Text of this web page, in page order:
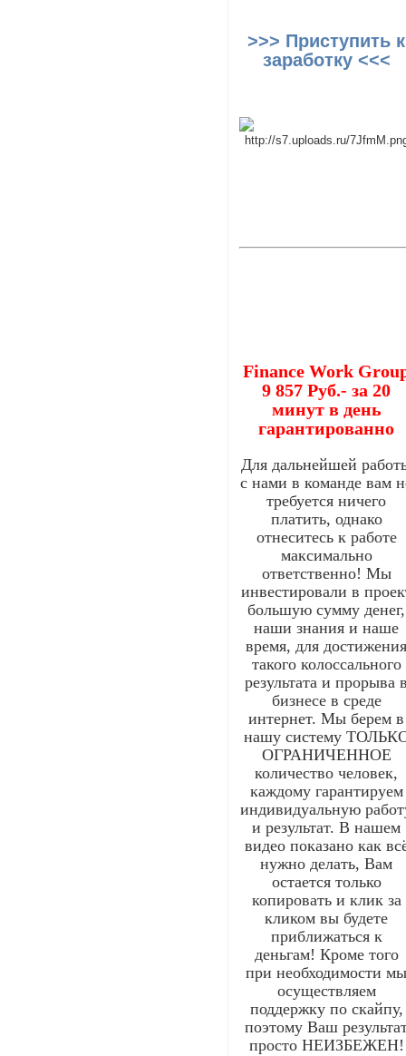
>>> Приступить к
заработку <<<
Finance Work
9 857 Руб.- за 20
минут в день
гарантированно
Для дальнейшей
с нами в команде вам
требуется ничего
платить, однако
отнеситесь к работе
максимально
ответственно! Мы
инвестировали в
большую сумму денег,
наши знания и наше
время, для
такого колоссального
результата и прорыва
бизнесе в среде
интернет. Мы берем в
нашу систему
ОГРАНИЧЕННОЕ
количество человек,
каждому гарантируем
индивидуальную
и результат. В нашем
видео показано как
нужно делать, Вам
остается только
копировать и клик за
кликом вы будете
приближаться к
деньгам! Кроме того
при необходимости
осуществляем
поддержку по скайпу,
поэтому Ваш
просто НЕИЗБЕЖЕН!